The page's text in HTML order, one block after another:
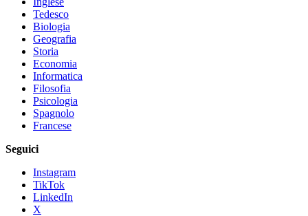
Tedesco
Biologia
Geografia
Storia
Economia
Informatica
Filosofia
Psicologia
Spagnolo
Francese
Seguici
Instagram
TikTok
LinkedIn
X